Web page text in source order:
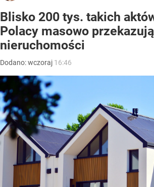
Blisko 200 tys. takich
Polacy masowo
nieruchomości
Dodano:wczoraj 16:46